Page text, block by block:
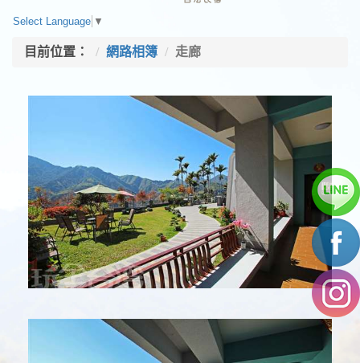
Select Language ▼
目前位置： 網路相簿 走廊